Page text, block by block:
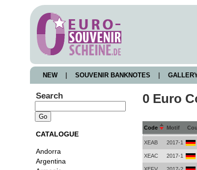
NEW SOUVENIR BANKNOTES
Search
CATALOGUE
Andorra
Argentina
0 Euro
Code Motif
XEAB 2017-1
XEAC 2017-1